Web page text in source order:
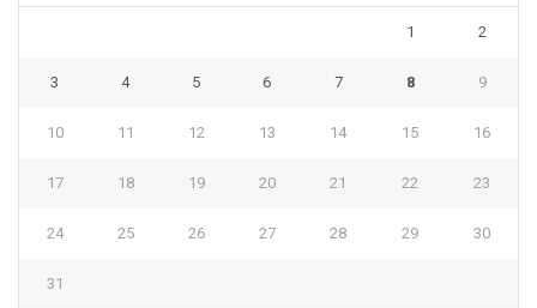
1 2
3 4 5 6 7 8 9
10 11 12 13 14 15 16
17 18 19 20 21 22 23
24 25 26 27 28 29 30
31